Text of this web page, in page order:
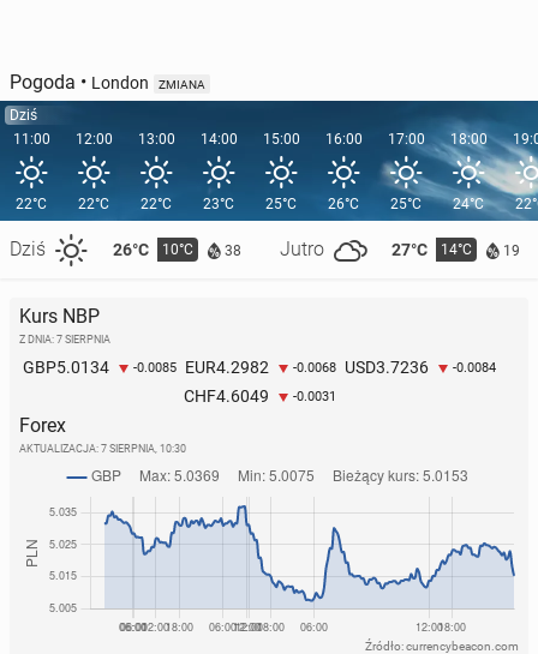
Pogoda • London ZMIANA
Dziś
11:00
22°C
Dziś 26°C 10°C 38 Jutro 27°C 14°C 19
12:00
22°C
13:00
22°C
14:00
23°C
15:00
25°C
16:00
26°C
17:00
25°C
18:00
24°C
Kurs NBP
Z DNIA: 7 SIERPNIA
GBP5.0134 -0.0085 EUR4.2982 -0.0068 USD3.7236 -0.0084
CHF4.6049 -0.0031
Forex
AKTUALIZACJA: 7 SIERPNIA, 10:30
Źródło: currencybeacon.com